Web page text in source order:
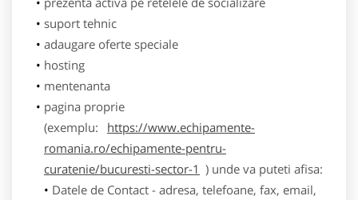
suport tehnic
adaugare oferte speciale
hosting
mentenanta
pagina proprie
(exemplu:
https://www.echipamente-
romania.ro/echipamente-pentru-
curatenie/bucuresti-sector-1 ) unde va puteti afisa:
Datele de Contact - adresa, telefoane, fax, email,